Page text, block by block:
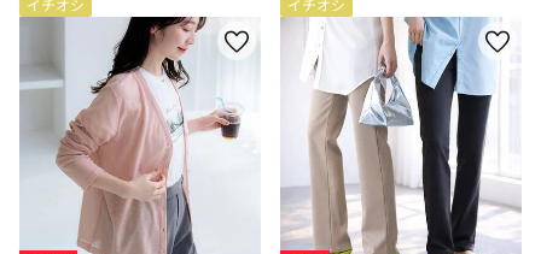
イチオシ イチオシ